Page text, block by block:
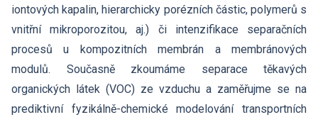
Povinně zveřejňované informace
Ombudsman a ombudsmanka ÚCHP
Odpovědi na žádosti o poskytnutí informací
Grantová agentura ÚCHP
Open Science
Zaměstnanci
Nabídky zaměstnání
Hledat
Intranet
iontových kapalin, hierarchicky porézních částic, polymerů s
vnitřní mikroporozitou, aj.) či intenzifikace separačních
procesů u kompozitních membrán a membránových
modulů. Současně zkoumáme separace těkavých
organických látek (VOC) ze vzduchu a zaměřujme se na
prediktivní fyzikálně-chemické modelování transportních